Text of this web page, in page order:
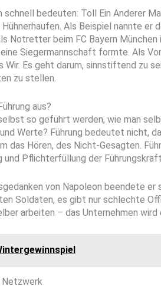
schnell bedeuten: Toll Ein Anderer
Hühnerhaufen. Als Beispiel nannte er
Notretter beim FC Bayern München
Siegermannschaft formte. Als
Wir. Es geht darum, sinnstiftend zu
zu stellen.
aus?
so geführt werden, wie man
Werte? Führung bedeutet nicht,
das Hören, des Nicht-Gesagten.
und Pflichterfüllung der
von Napoleon beendete er
Soldaten, es gibt nur schlechte
arbeiten – das Unternehmen wird
Netzwerk